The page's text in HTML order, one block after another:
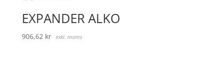
EXPANDER ALKO
906,62 kr exkl. moms